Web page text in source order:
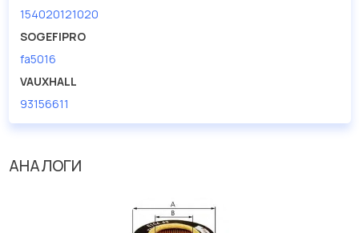
154020121020
SOGEFIPRO
fa5016
VAUXHALL
93156611
АНАЛОГИ